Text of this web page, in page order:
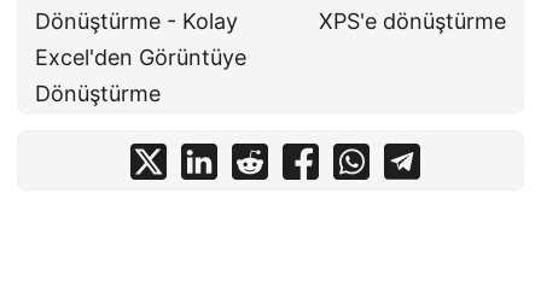
Dönüştürme - Kolay
Excel'den Görüntüye
Dönüştürme
XPS'e dönüştürme